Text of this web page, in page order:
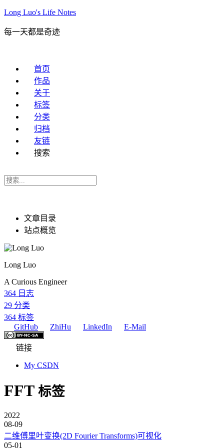
Long Luo's Life Notes
每一天都是奇迹
首页
作品
关于
标签
分类
归档
友链
搜索
文章目录
站点概览
Long Luo
A Curious Engineer
364 日志
29 分类
364 标签
GitHub
ZhiHu LinkedIn E-Mail
链接
My CSDN
FFT 标签
2022
08-09
二维傅里叶变换(2D Fourier Transforms)可视化
05-01